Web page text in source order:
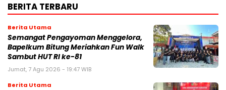
BERITA TERBARU
Berita Utama
Semangat Pengayoman Menggelora,
Bapelkum Bitung Meriahkan Fun Walk
Sambut HUT RI ke-81
Jumat, 7 Agu 2026 - 19:47 WIB
Berita Utama